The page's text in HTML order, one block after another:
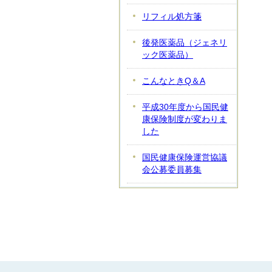
リフィル処方箋
後発医薬品（ジェネリ
ック医薬品）
こんなときQ＆A
平成30年度から国民健
康保険制度が変わりま
した
国民健康保険運営協議
会公募委員募集